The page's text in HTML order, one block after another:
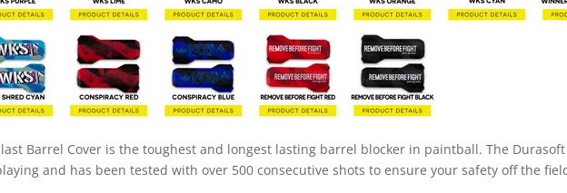
Barrel Cover is the toughest and longest lasting barrel blocker in paintball. The
and has been tested with over 500 consecutive shots to ensure your safety off the